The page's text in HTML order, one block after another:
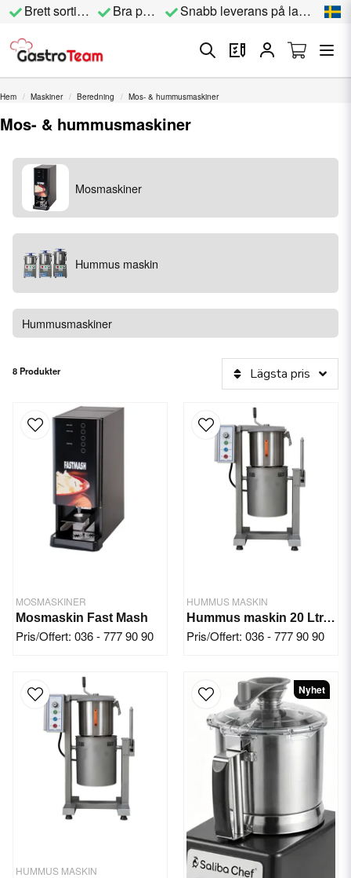
Brett sortiment Bra priser Snabb leverans på lagervara
Hem Maskiner Beredning Mos- & hummusmaskiner
Mos- & hummusmaskiner
Mosmaskiner
Hummus maskin
Hummusmaskiner
8 Produkter Lägsta pris
MOSMASKINER
Mosmaskin Fast Mash
Pris/Offert: 036 - 777 90 90
HUMMUS MASKIN
Hummus maskin 20 Ltr. 2.2 kW/220V
Pris/Offert: 036 - 777 90 90
HUMMUS MASKIN
Nyhet